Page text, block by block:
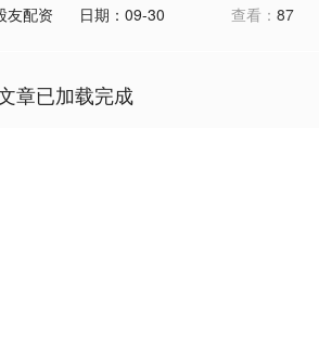
友配资 日期：09-30 查看： 87
章已加载完成